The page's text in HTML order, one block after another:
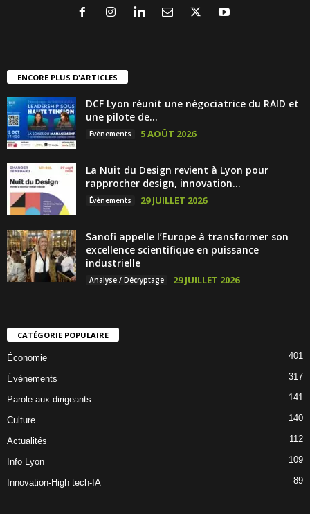
ENCORE PLUS D'ARTICLES
DCF Lyon réunit une négociatrice du RAID et
une pilote de...
Évènements 5 AOÛT 2026
La Nuit du Design revient à Lyon pour
rapprocher design, innovation...
Évènements 29 JUILLET 2026
Sanofi appelle l’Europe à transformer son
excellence scientifique en puissance
industrielle
Analyse / Décryptage 29 JUILLET 2026
CATÉGORIE POPULAIRE
Économie 401
Évènements 317
Parole aux dirigeants 141
Culture 140
Actualités 112
Info Lyon 109
Innovation-High tech-IA 89